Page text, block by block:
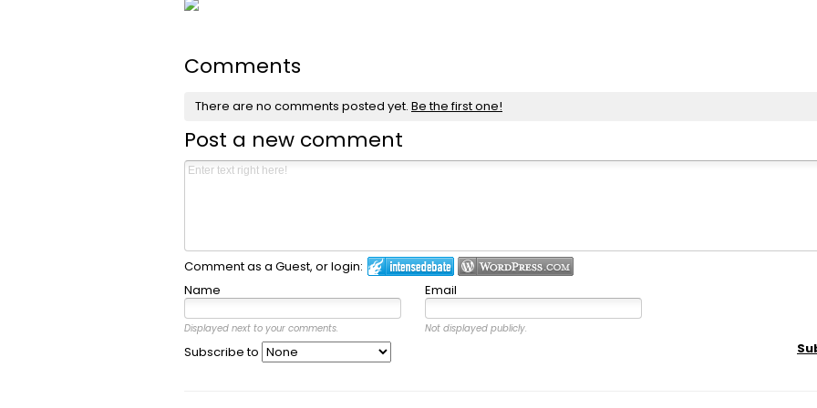
Comments
There are no comments posted yet. Be the first one!
Post a new comment
Comment as a Guest, or login:
Name
Email
Displayed next to your comments. Not displayed publicly.
Subscribe to